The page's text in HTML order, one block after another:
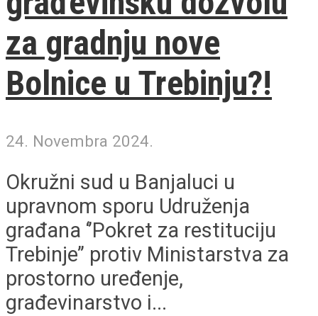
za gradnju nove
Bolnice u Trebinju?!
24. Novembra 2024.
Okružni sud u Banjaluci u
upravnom sporu Udruženja
građana ‘’Pokret za restituciju
Trebinje’’ protiv Ministarstva za
prostorno uređenje,
građevinarstvo i...